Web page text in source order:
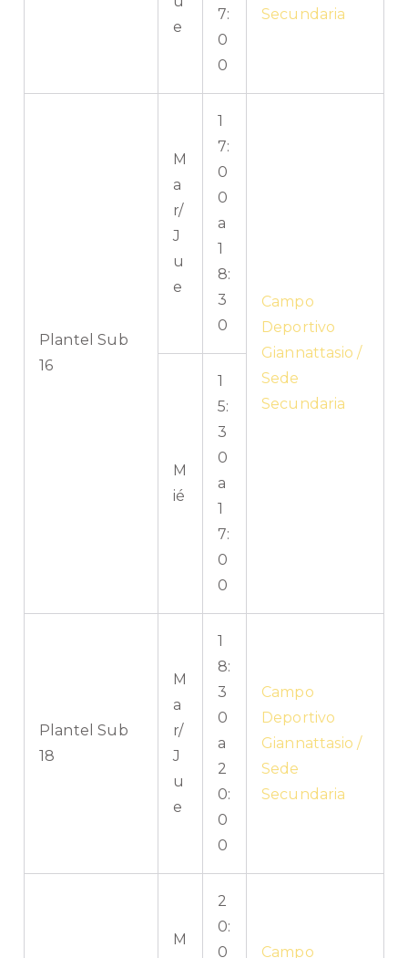
e
7:
0
0
Secundaria
Plantel Sub
16
M
a
r/
J
u
e
1
7:
0
0
a
1
8:
3
0
Campo
Deportivo
Giannattasio /
Sede
Secundaria
M
ié
1
5:
3
0
a
1
7:
0
0
Plantel Sub
18
M
a
r/
J
u
e
1
8:
3
0
a
2
0:
0
0
Campo
Deportivo
Giannattasio /
Sede
Secundaria
M
2
0:
0
Campo